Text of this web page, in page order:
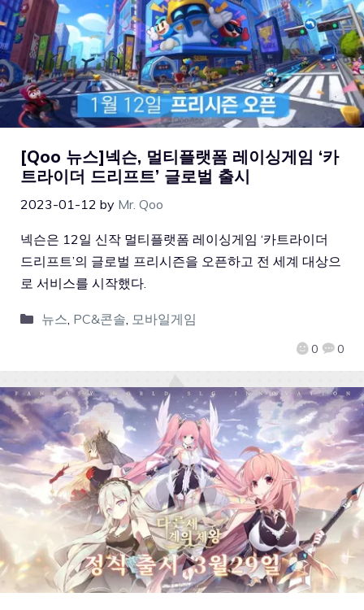
[Qoo 뉴스]넥슨, 멀티플랫폼 레이싱게임 ‘카
트라이더 드리프트’ 글로벌 출시
2023-01-12 by Mr. Qoo
0 0
넥슨은 12일 신작 멀티플랫폼 레이싱게임 ‘카트라이더
드리프트’의 글로벌 프리시즌을 오픈하고 전 세계 대상으
로 서비스를 시작했다.
뉴스 PC&콘솔 모바일게임